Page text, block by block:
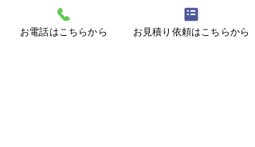
お電話はこちらから お見積り依頼はこちらから